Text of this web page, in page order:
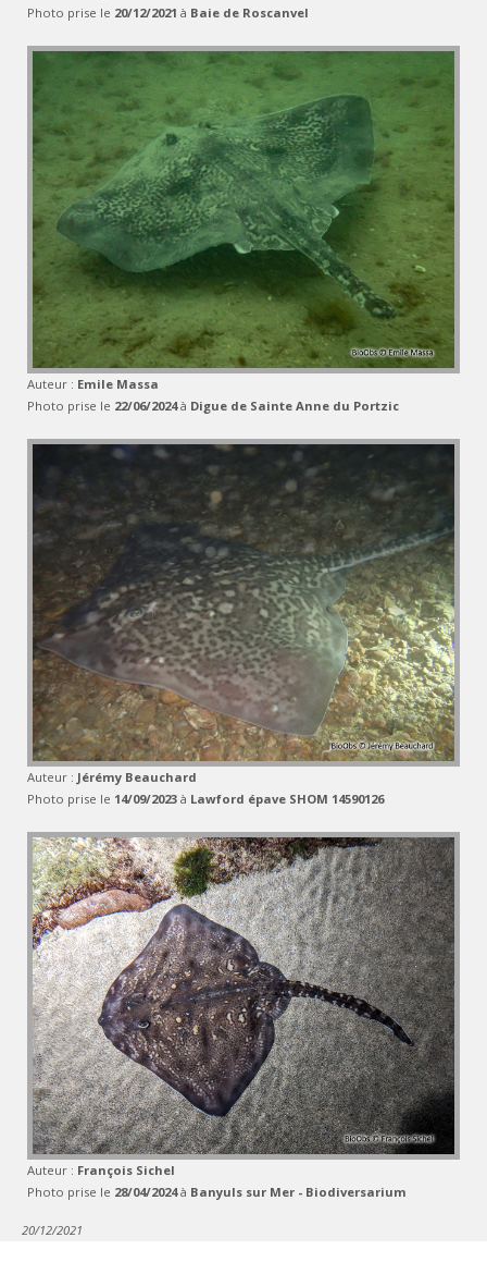
Photo prise le 20/12/2021 à Baie de Roscanvel
Auteur : Emile Massa
Photo prise le 22/06/2024à Digue de Sainte Anne du Portzic
Auteur : Jérémy Beauchard
Photo prise le 14/09/2023 à Lawford épave SHOM 14590126
Auteur : François Sichel
Photo prise le 28/04/2024à Banyuls sur Mer - Biodiversarium
20/12/2021